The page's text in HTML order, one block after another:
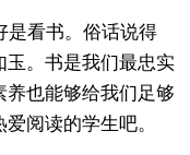
是看书。俗话说得
玉。书是我们最忠实
养也能够给我们足够
阅读的学生吧。